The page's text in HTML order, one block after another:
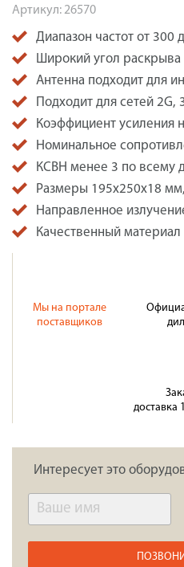
Артикул:26570
Диапазон частот от 300
Широкий угол раскрыва
Антенна подходит для
Подходит для сетей 2G,
Коэффициент усиления
Номинальное
КСВН менее 3 по всему
Размеры 195х250х18
Направленное
Качественный материал
Мы на портале
поставщиков
доставка
Интересует это